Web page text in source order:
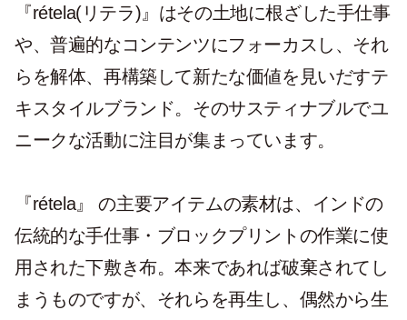
『rétela(リテラ)』はその土地に根ざした手仕事
や、普遍的なコンテンツにフォーカスし、それ
らを解体、再構築して新たな価値を見いだすテ
キスタイルブランド。そのサスティナブルでユ
ニークな活動に注目が集まっています。
『rétela』 の主要アイテムの素材は、インドの
伝統的な手仕事・ブロックプリントの作業に使
用された下敷き布。本来であれば破棄されてし
まうものですが、それらを再生し、偶然から生